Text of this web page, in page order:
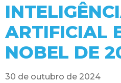
ARTIFICIAL
NOBEL DE
30 de outubro de 2024